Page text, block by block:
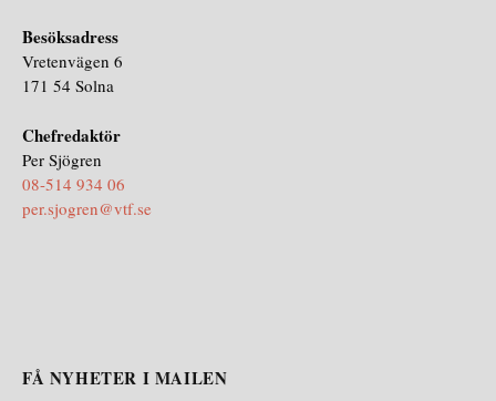
Besöksadress
Vretenvägen 6
171 54 Solna
Chefredaktör
Per Sjögren
08-514 934 06
per.sjogren@vtf.se
FÅ NYHETER I MAILEN